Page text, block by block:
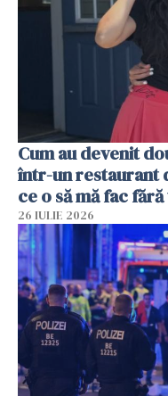
Cum au devenit
într-un restaurant
ce o să mă fac
26 IULIE 2026